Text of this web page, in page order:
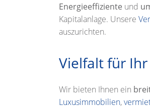
Energieeffiziente und
Kapitalanlage. Unsere
auszurichten.
Vielfalt für
Wir bieten Ihnen ein
Luxusimmobilien,